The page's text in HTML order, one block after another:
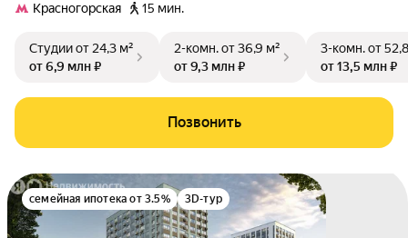
Красногорская
15 мин.
Студииот 24,3 м²
от 6,9 млн ₽
2-комн.от 36,9 м²
от 9,3 млн ₽
3-комн.от
от 13,5 млн ₽
Позвонить
семейная ипотека от 3.5% 3D-тур